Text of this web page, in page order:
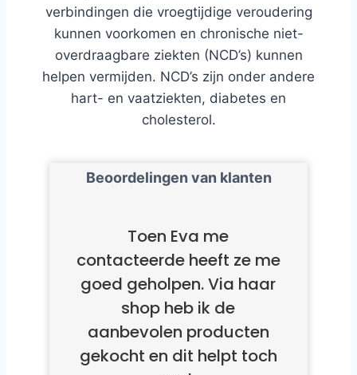
verbindingen die vroegtijdige veroudering
kunnen voorkomen en chronische niet-
overdraagbare ziekten (NCD’s) kunnen
helpen vermijden. NCD’s zijn onder andere
hart- en vaatziekten, diabetes en
cholesterol.
Beoordelingen van klanten
Toen Eva me
contacteerde heeft ze me
goed geholpen. Via haar
shop heb ik de
aanbevolen producten
gekocht en dit helpt toch